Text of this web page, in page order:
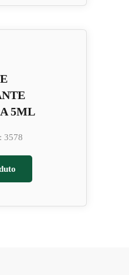
5ML
3578